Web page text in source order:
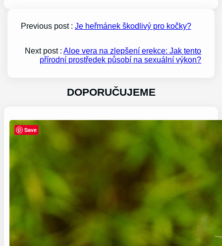
Previous post : Je heřmánek škodlivý pro kočky?
Next post :Aloe vera na zlepšení erekce: Jak tento
přírodní prostředek působí na sexuální výkon?
DOPORUČUJEME
Save